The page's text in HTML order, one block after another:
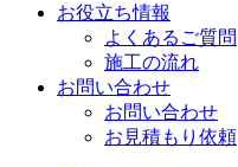
お役立ち情報
よくあるご質問
施工の流れ
お問い合わせ
お問い合わせ
お見積もり依頼